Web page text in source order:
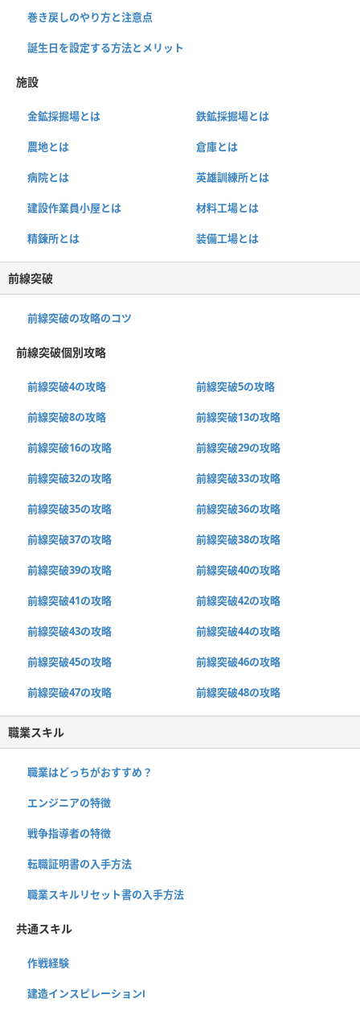
巻き戻しのやり方と注意点
誕生日を設定する方法とメリット
施設
金鉱採掘場とは 鉄鉱採掘場とは
農地とは 倉庫とは
病院とは 英雄訓練所とは
建設作業員小屋とは 材料工場とは
精錬所とは 装備工場とは
前線突破
前線突破の攻略のコツ
前線突破個別攻略
前線突破4の攻略 前線突破5の攻略
前線突破8の攻略 前線突破13の攻略
前線突破16の攻略 前線突破29の攻略
前線突破32の攻略 前線突破33の攻略
前線突破35の攻略 前線突破36の攻略
前線突破37の攻略 前線突破38の攻略
前線突破39の攻略 前線突破40の攻略
前線突破41の攻略 前線突破42の攻略
前線突破43の攻略 前線突破44の攻略
前線突破45の攻略 前線突破46の攻略
前線突破47の攻略 前線突破48の攻略
職業スキル
職業はどっちがおすすめ？
エンジニアの特徴
戦争指導者の特徴
転職証明書の入手方法
職業スキルリセット書の入手方法
共通スキル
作戦経験
建造インスピレーションⅠ